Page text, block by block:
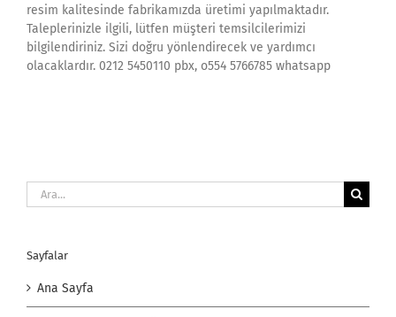
resim kalitesinde fabrikamızda üretimi yapılmaktadır.
Taleplerinizle ilgili, lütfen müşteri temsilcilerimizi
bilgilendiriniz. Sizi doğru yönlendirecek ve yardımcı
olacaklardır. 0212 5450110 pbx, o554 5766785 whatsapp
Ara:
Sayfalar
Ana Sayfa